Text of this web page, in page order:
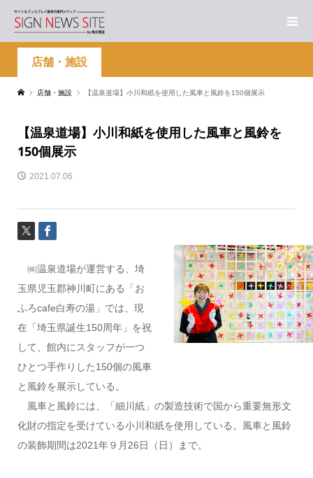
店舗・施設
店舗・施設 【温泉道場】小川和紙を使用した風車と風鈴を150個展示
【温泉道場】小川和紙を使用した風車と風鈴を
150個展示
2021.07.06
㈱温泉道場が運営する、埼
玉県児玉郡神川町にある「お
ふろcafe白寿の湯」では、現
在「埼玉県誕生150周年」を祝
して、館内にスタッフが一つ
ひとつ手作りした150個の風車
と風鈴を展示している。
風車と風鈴には、「細川紙」の製造技術で国から重要無形文
化財の指定を受けている小川和紙を使用している。風車と風鈴
の装飾期間は2021年９月26⽇（日）まで。